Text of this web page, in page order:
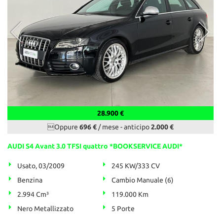
28.900 €
Oppure 696 €/ mese -anticipo2.000 €
AUDI S4 Avant 3.0 TFSI quattro *BOOKSERVICE AUDI*
Usato, 03/2009
245 KW/333 CV
Benzina
Cambio Manuale (6)
2.994 Cm³
119.000 Km
Nero Metallizzato
5 Porte